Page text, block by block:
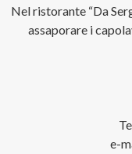
Nel ristorante “Da
assaporare i
e-